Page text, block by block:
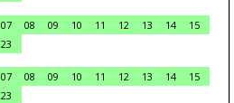
07 08 09 10 11 12 13 14
15
23
07 08 09 10 11 12 13 14
15
23